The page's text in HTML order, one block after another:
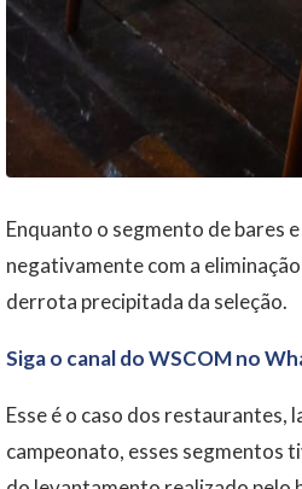
Enquanto o segmento de bares
negativamente com a
derrota precipitada da seleção.
Siga o canal do WSCOM no
Esse é o caso dos restaurantes,
campeonato, esses segmentos